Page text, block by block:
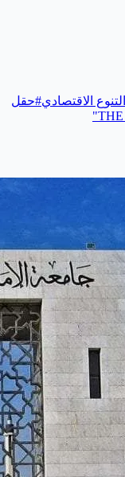
التنوع الاقتصادي#حقل